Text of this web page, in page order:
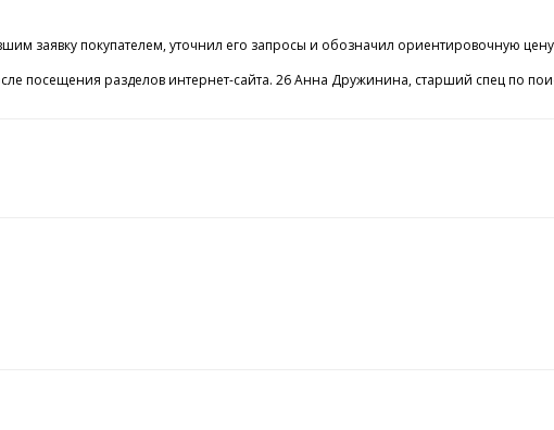
покупателем, уточнил его запросы и обозначил ориентировочную
посещения разделов интернет-сайта. 26 Анна Дружинина, старший спец